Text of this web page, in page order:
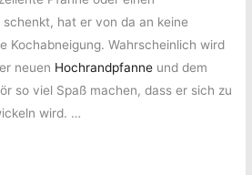
hat er von da an keine
Kochabneigung. Wahrscheinlich wird
neuen Hochrandpfanne und dem
so viel Spaß machen, dass er sich zu
wird. …